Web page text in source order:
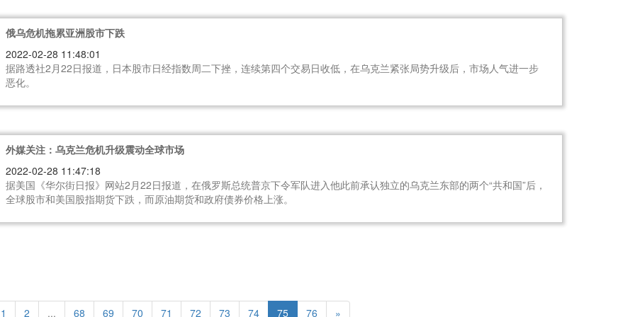
俄乌危机拖累亚洲股市下跌
2022-02-28 11:48:01
据路透社2月22日报道，日本股市日经指数周二下挫，连续第四个交易日收低，在乌克兰紧张局势升级后，市场人气进一步
恶化。
外媒关注：乌克兰危机升级震动全球市场
2022-02-28 11:47:18
据美国《华尔街日报》网站2月22日报道，在俄罗斯总统普京下令军队进入他此前承认独立的乌克兰东部的两个“共和国”后，
全球股市和美国股指期货下跌，而原油期货和政府债券价格上涨。
1 2 ... 68 69 70 71 72 73 74 75 76 »